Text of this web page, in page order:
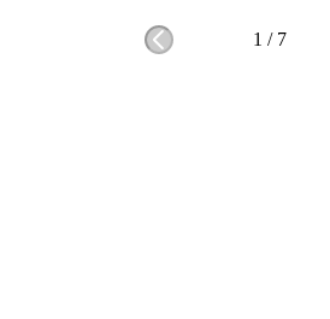
1 / 7